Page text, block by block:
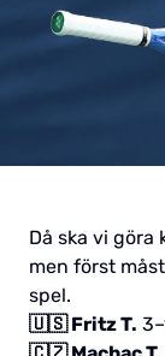
Då ska vi
men först
spel.
🇺🇸 Fritz T.